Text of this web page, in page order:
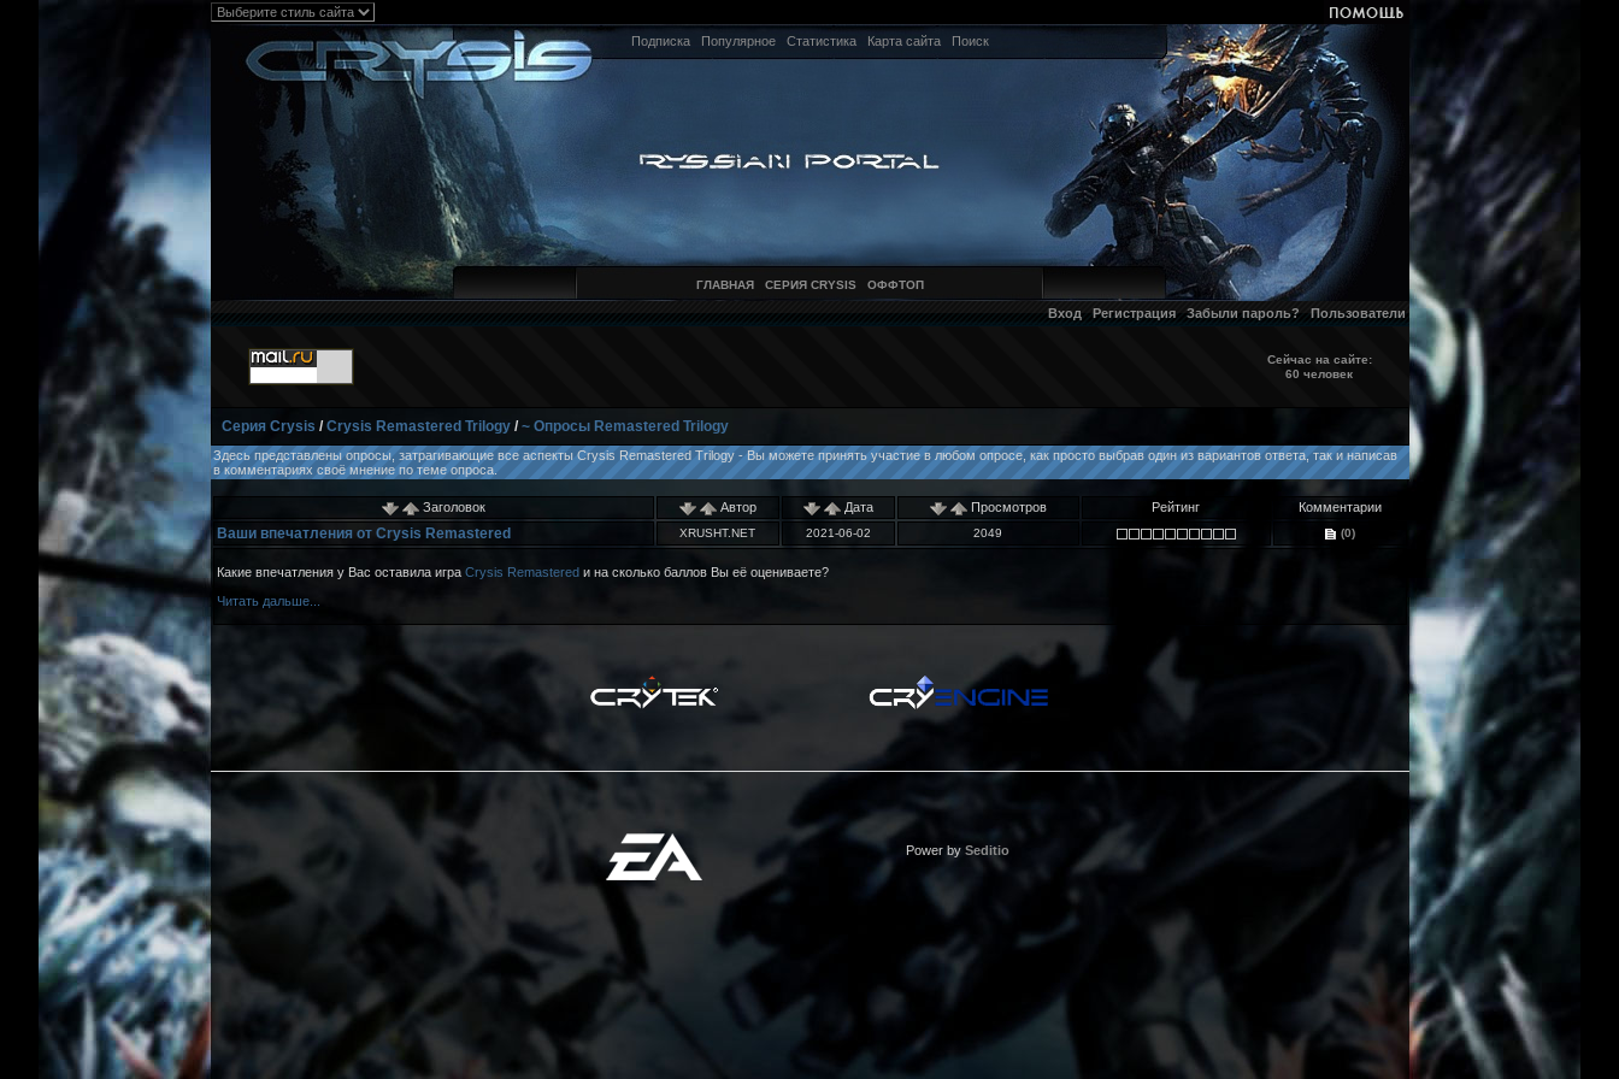
Подписка Популярное Статистика Карта сайта Поиск
ГЛАВНАЯ СЕРИЯ CRYSIS ОФФТОП
Вход Регистрация Забыли пароль? Пользователи
Сейчас на сайте:
60 человек
Серия Crysis /Crysis Remastered Trilogy/~ Опросы Remastered Trilogy
Здесь представлены опросы, затрагивающие все аспекты Crysis Remastered Trilogy - Вы можете принять участие в любом опросе, как просто выбрав один из вариантов ответа, так и написав
в комментариях своё мнение по теме опроса.
Заголовок Автор Дата Просмотров Рейтинг Комментарии
Ваши впечатления от Crysis Remastered XRUSHT.NET 2021-06-02 2049 (0)
Какие впечатления у Вас оставила игра Crysis Remasteredи на сколько баллов Вы её оцениваете?
Читать дальше...
Power by Seditio